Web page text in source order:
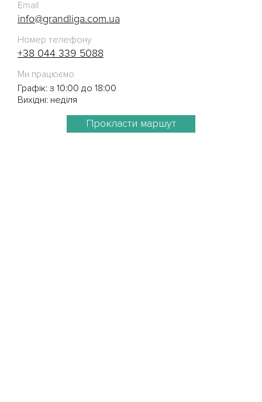
Email
info@grandliga.com.ua
Номер телефону
+38 044 339 5088
Ми працюємо
Графік: з 10:00 до 18:00
Вихідні: неділя
Прокласти маршут